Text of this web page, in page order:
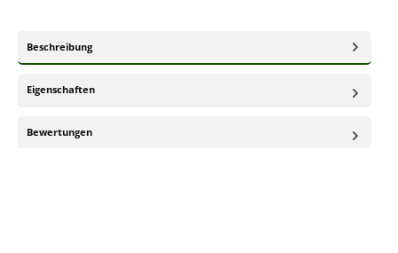
Beschreibung
Eigenschaften
Bewertungen